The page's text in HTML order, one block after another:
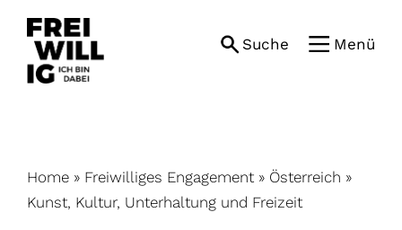
content
Suche Menü
Home » Freiwilliges Engagement » Österreich »
Kunst, Kultur, Unterhaltung und Freizeit